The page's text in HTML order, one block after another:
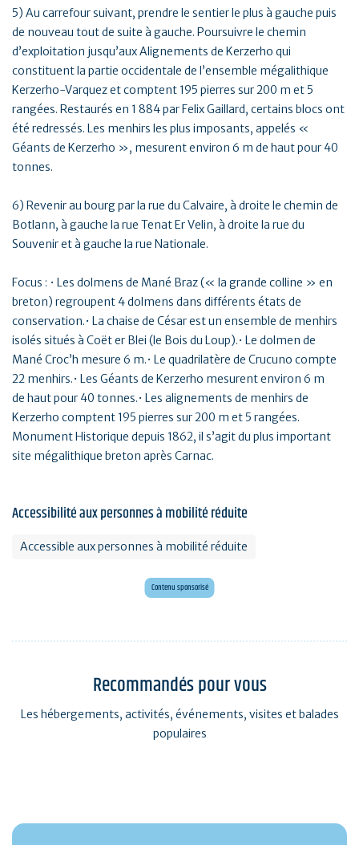
5) Au carrefour suivant, prendre le sentier le plus à gauche puis
de nouveau tout de suite à gauche. Poursuivre le chemin
d’exploitation jusqu’aux Alignements de Kerzerho qui
constituent la partie occidentale de l’ensemble mégalithique
Kerzerho-Varquez et comptent 195 pierres sur 200 m et 5
rangées. Restaurés en 1 884 par Felix Gaillard, certains blocs ont
été redressés. Les menhirs les plus imposants, appelés «
Géants de Kerzerho », mesurent environ 6 m de haut pour 40
tonnes.
6) Revenir au bourg par la rue du Calvaire, à droite le chemin de
Botlann, à gauche la rue Tenat Er Velin, à droite la rue du
Souvenir et à gauche la rue Nationale.
Focus : • Les dolmens de Mané Braz (« la grande colline » en
breton) regroupent 4 dolmens dans différents états de
conservation.• La chaise de César est un ensemble de menhirs
isolés situés à Coët er Blei (le Bois du Loup).• Le dolmen de
Mané Croc’h mesure 6 m.• Le quadrilatère de Crucuno compte
22 menhirs.• Les Géants de Kerzerho mesurent environ 6 m
de haut pour 40 tonnes.• Les alignements de menhirs de
Kerzerho comptent 195 pierres sur 200 m et 5 rangées.
Monument Historique depuis 1862, il s’agit du plus important
site mégalithique breton après Carnac.
Accessibilité aux personnes à mobilité réduite
Accessible aux personnes à mobilité réduite
Contenu sponsorisé
Voyagez en Préhistoire !
Recommandés pour vous
Les hébergements, activités, événements, visites et balades
populaires